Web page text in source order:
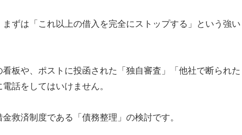
ずは「これ以上の借入を完全にストップする」という強い
板や、ポストに投函された「独自審査」「他社で断られた
話をしてはいけません。
救済制度である「債務整理」の検討です。